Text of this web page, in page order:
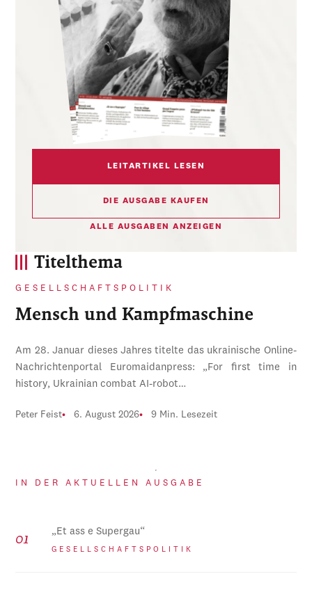
Titelthema
GESELLSCHAFTSPOLITIK
Mensch und Kampfmaschine
Am 28. Januar dieses Jahres titelte das ukrainische Online-
Nachrichtenportal Euromaidanpress: „For first time in
history, Ukrainian combat AI-robot…
Peter Feist 6. August 2026 9 Min. Lesezeit
IN DER AKTUELLEN AUSGABE
„Et ass e Supergau“
GESELLSCHAFTSPOLITIK
LEITARTIKEL LESEN
DIE AUSGABE KAUFEN
ALLE AUSGABEN ANZEIGEN